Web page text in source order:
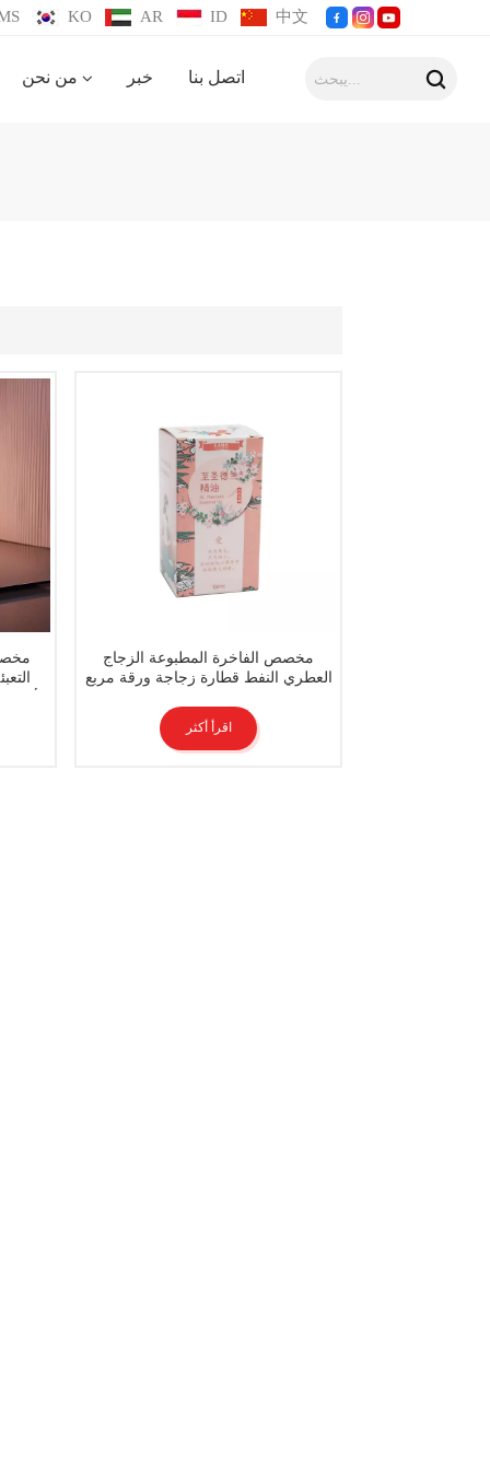
KO AR ID 中文
من نحن خبر اتصل بنا
مخصص الفاخرة المطبوعة الزجاج
العطري النفط قطارة زجاجة ورقة مربع
اقرأ أكثر